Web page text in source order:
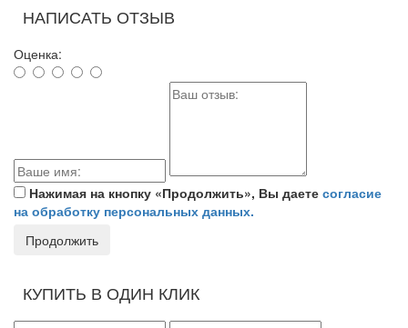
НАПИСАТЬ ОТЗЫВ
Оценка:
Нажимая на кнопку «Продолжить», Вы даете согласие
на обработку персональных данных.
Продолжить
КУПИТЬ В ОДИН КЛИК